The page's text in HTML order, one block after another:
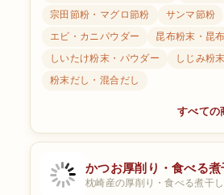
宗田節粉・マグロ節粉
サンマ節粉
エビ・カニパウダー
昆布粉末・昆
しいたけ粉末・パウダー
しじみ粉末
粉末だし・混合だし
すべての
かつお厚削り・食べる煮
枕崎産の厚削り・食べる煮干し